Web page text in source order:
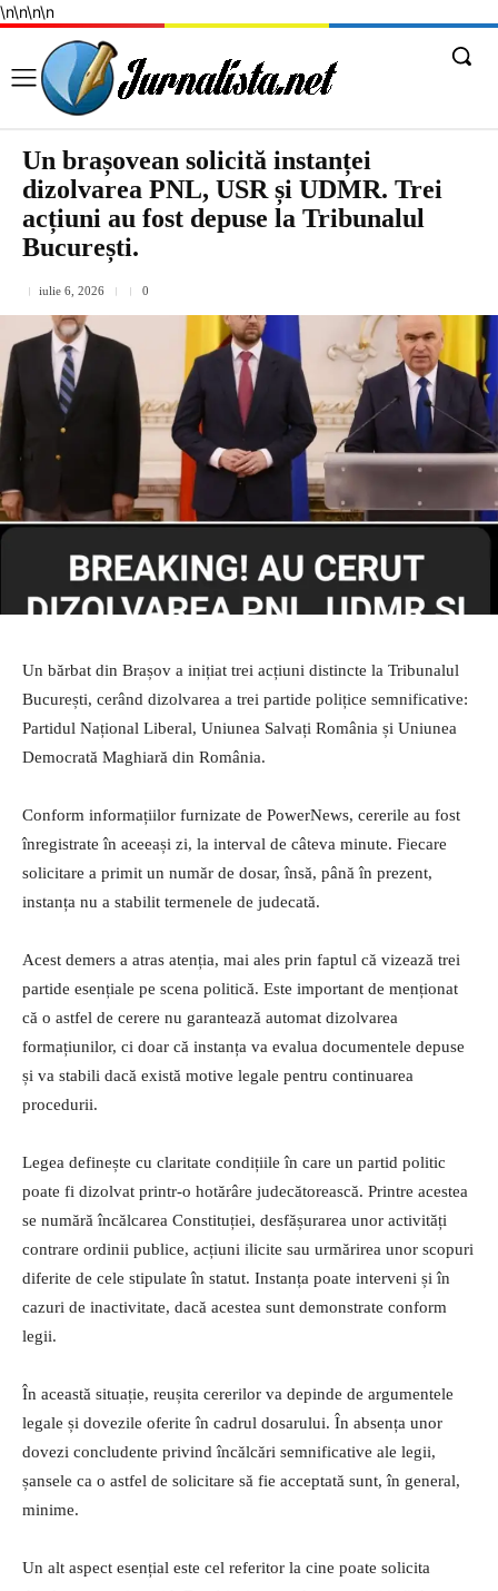
\n\n\n\n
Un brașovean solicită instanței
dizolvarea PNL, USR și UDMR. Trei
acțiuni au fost depuse la Tribunalul
București.
iulie 6, 2026 0
Un bărbat din Brașov a inițiat trei acțiuni distincte la Tribunalul
București, cerând dizolvarea a trei partide polițice semnificative:
Partidul Național Liberal, Uniunea Salvați România și Uniunea
Democrată Maghiară din România.
Conform informațiilor furnizate de PowerNews, cererile au fost
înregistrate în aceeași zi, la interval de câteva minute. Fiecare
solicitare a primit un număr de dosar, însă, până în prezent,
instanța nu a stabilit termenele de judecată.
Acest demers a atras atenția, mai ales prin faptul că vizează trei
partide esențiale pe scena politică. Este important de menționat
că o astfel de cerere nu garantează automat dizolvarea
formațiunilor, ci doar că instanța va evalua documentele depuse
și va stabili dacă există motive legale pentru continuarea
procedurii.
Legea definește cu claritate condițiile în care un partid politic
poate fi dizolvat printr-o hotărâre judecătorească. Printre acestea
se numără încălcarea Constituției, desfășurarea unor activități
contrare ordinii publice, acțiuni ilicite sau urmărirea unor scopuri
diferite de cele stipulate în statut. Instanța poate interveni și în
cazuri de inactivitate, dacă acestea sunt demonstrate conform
legii.
În această situație, reușita cererilor va depinde de argumentele
legale și dovezile oferite în cadrul dosarului. În absența unor
dovezi concludente privind încălcări semnificative ale legii,
șansele ca o astfel de solicitare să fie acceptată sunt, în general,
minime.
Un alt aspect esențial este cel referitor la cine poate solicita